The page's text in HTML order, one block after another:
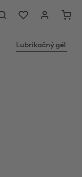
Lubrikačný gél